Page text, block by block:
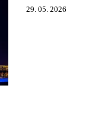
29. 05. 2026